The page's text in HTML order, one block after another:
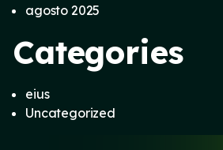
agosto 2025
Categories
eius
Uncategorized